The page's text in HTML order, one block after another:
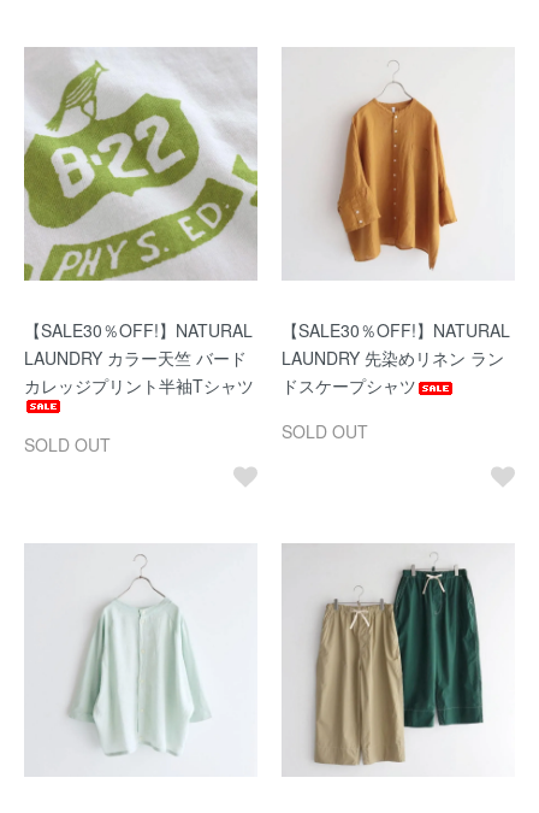
【SALE30％OFF!】NATURAL
LAUNDRY カラー天竺 バード
カレッジプリント半袖Tシャツ
SOLD OUT
【SALE30％OFF!】NATURAL
LAUNDRY 先染めリネン ラン
ドスケープシャツ
SOLD OUT